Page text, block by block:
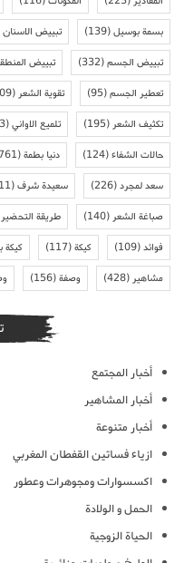
بسمة بوسيل(139) تبييض الاسنان
تبييض الجسم(332) تبييض
تعطير الجسم(95) تقوية الشعر(109)
تكثيف الشعر(195) تلميع الاواني(103)
حالات الشفاء(124) دنيا بطمة(761)
سعد لمجرد(226) سعيدة شرف(111)
صباغة الشعر(140) طريقة التحضير
فوائد(109) كيكة(117) كيكة
مشاهير(428) وصفة(156)
أخبار المجتمع
أخبار المشاهير
أخبار متنوعة
ازياء فساتين القفطان المغربي
اكسسوارات ومجوهرات وعطور
الحمل و الولادة
الحياة الزوجية